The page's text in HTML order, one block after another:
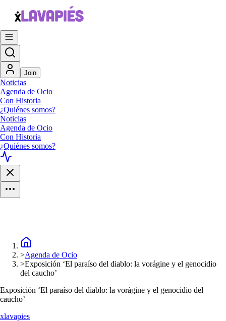
Join
Noticias
Agenda de Ocio
Con Historia
¿Quiénes somos?
Noticias
Agenda de Ocio
Con Historia
¿Quiénes somos?
>Agenda de Ocio
>Exposición ‘El paraíso del diablo: la vorágine y el genocidio
del caucho’
Exposición ‘El paraíso del diablo: la vorágine y el genocidio del
caucho’
xlavapies